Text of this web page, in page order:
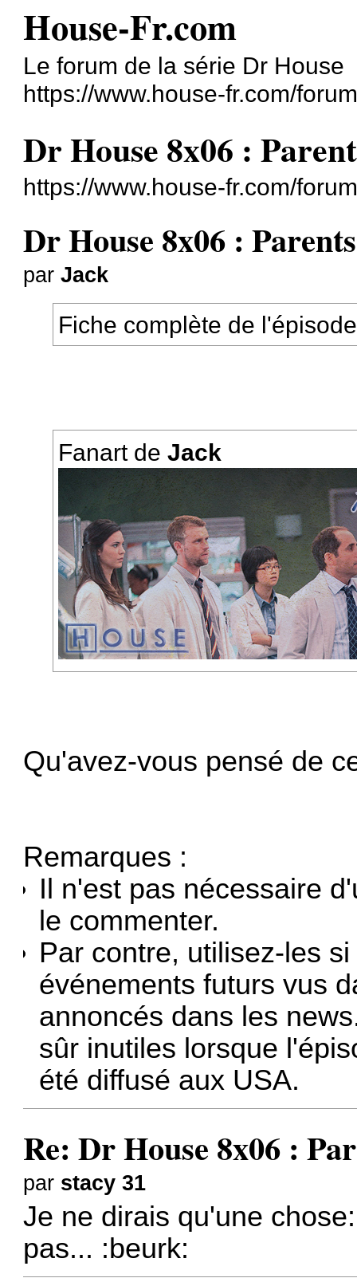
House-Fr.com
Le forum de la série Dr House
https://www.house-fr.com/
Dr House 8x06 :
https://www.house-fr.com/
Dr House 8x06 : Parents
parJack
Fiche complète de
Fanart deJack
Qu'avez-vous pensé de
Remarques :
Il n'est pas nécessaire
le commenter.
Par contre, utilisez-les
événements futurs vus
annoncés dans les
sûr inutiles lorsque
été diffusé aux USA.
Re: Dr House 8x06 :
par stacy 31
Je ne dirais qu'une
pas... :beurk: